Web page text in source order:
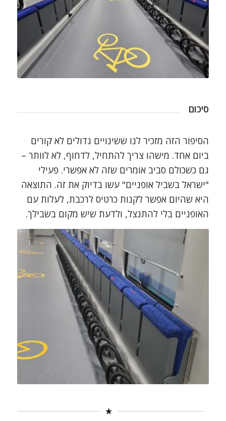
סיכום
הסיפור הזה מזכיר לנו ששינויים גדולים לא קורים
ביום אחד. מישהו צריך להתחיל, לדחוף, לא לוותר –
גם כשכולם סביב אומרים שזה לא אפשרי. פעילי
"ישראל בשביל אופניים" עשו בדיוק את זה. התוצאה
היא שהיום אפשר לקנות כרטיס לרכבת, לעלות עם
האופניים בלי להתנצל, ולדעת שיש מקום בשבילך.